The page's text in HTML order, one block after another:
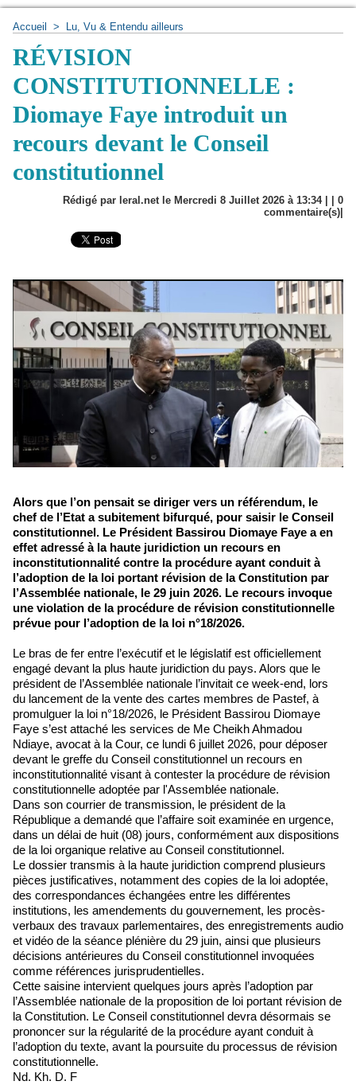
Accueil > Lu, Vu & Entendu ailleurs
RÉVISION
CONSTITUTIONNELLE :
Diomaye Faye introduit un
recours devant le Conseil
constitutionnel
Rédigé par leral.net le Mercredi 8 Juillet 2026 à 13:34 | | 0
commentaire(s)|
Alors que l’on pensait se diriger vers un référendum, le
chef de l’Etat a subitement bifurqué, pour saisir le Conseil
constitutionnel. Le Président Bassirou Diomaye Faye a en
effet adressé à la haute juridiction un recours en
inconstitutionnalité contre la procédure ayant conduit à
l’adoption de la loi portant révision de la Constitution par
l’Assemblée nationale, le 29 juin 2026. Le recours invoque
une violation de la procédure de révision constitutionnelle
prévue pour l’adoption de la loi n°18/2026.
Le bras de fer entre l’exécutif et le législatif est officiellement
engagé devant la plus haute juridiction du pays. Alors que le
président de l’Assemblée nationale l’invitait ce week-end, lors
du lancement de la vente des cartes membres de Pastef, à
promulguer la loi n°18/2026, le Président Bassirou Diomaye
Faye s’est attaché les services de Me Cheikh Ahmadou
Ndiaye, avocat à la Cour, ce lundi 6 juillet 2026, pour déposer
devant le greffe du Conseil constitutionnel un recours en
inconstitutionnalité visant à contester la procédure de révision
constitutionnelle adoptée par l'Assemblée nationale.
Dans son courrier de transmission, le président de la
République a demandé que l’affaire soit examinée en urgence,
dans un délai de huit (08) jours, conformément aux dispositions
de la loi organique relative au Conseil constitutionnel.
Le dossier transmis à la haute juridiction comprend plusieurs
pièces justificatives, notamment des copies de la loi adoptée,
des correspondances échangées entre les différentes
institutions, les amendements du gouvernement, les procès-
verbaux des travaux parlementaires, des enregistrements audio
et vidéo de la séance plénière du 29 juin, ainsi que plusieurs
décisions antérieures du Conseil constitutionnel invoquées
comme références jurisprudentielles.
Cette saisine intervient quelques jours après l’adoption par
l’Assemblée nationale de la proposition de loi portant révision de
la Constitution. Le Conseil constitutionnel devra désormais se
prononcer sur la régularité de la procédure ayant conduit à
l’adoption du texte, avant la poursuite du processus de révision
constitutionnelle.
Nd. Kh. D. F